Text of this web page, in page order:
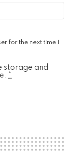
for the next time I
storage and
*